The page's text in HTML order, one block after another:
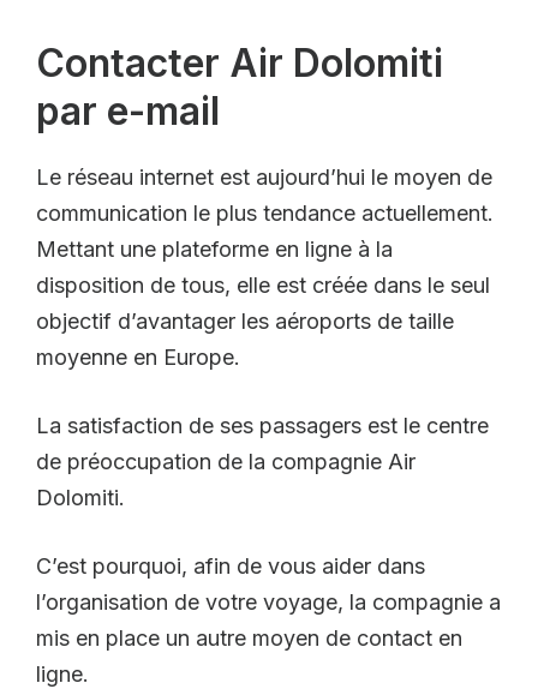
Contacter Air Dolomiti
par e-mail
Le réseau internet est aujourd’hui le moyen de
communication le plus tendance actuellement.
Mettant une plateforme en ligne à la
disposition de tous, elle est créée dans le seul
objectif d’avantager les aéroports de taille
moyenne en Europe.
La satisfaction de ses passagers est le centre
de préoccupation de la compagnie Air
Dolomiti.
C’est pourquoi, afin de vous aider dans
l’organisation de votre voyage, la compagnie a
mis en place un autre moyen de contact en
ligne.